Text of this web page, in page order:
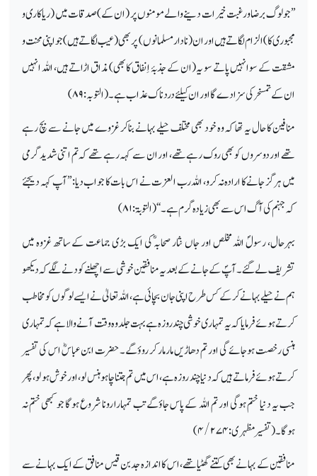
’’جو لوگ برضا و رغبت خیرات دینے والے مومنوں پر (ان کے) صدقات میں (ریاکاری و
مجبوری کا) الزام لگاتے ہیں اور ان (نادار مسلمانوں ) پر بھی (عیب لگاتے ہیں ) جو اپنی محنت و
مشقت کے سوا نہیں پاتے سو یہ (ان کے جذبۂ اِنفاق کا بھی) مذاق اڑاتے ہیں ، اللہ انہیں
ان کے تمسخر کی سزا دے گا اور ان کیلئے دردناک عذاب ہے۔ (التوبہ:۸۹)
منافین کا حال یہ تھا کہ وہ خود بھی مختلف حیلے بہانے بناکر غزوے میں جانے سے بچ رہے
تھے اور دوسروں کو بھی روک رہے تھے، اور ان سے کہہ رہے تھے کہ تم اتنی شدید گرمی
میں ہر گز جانے کا ارادہ نہ کرو، اللہ رب العزت نے اس بات کا جواب دیا: ’’آپ کہہ دیجئے
کہ جہنم کی آگ اس سے بھی زیادہ گرم ہے۔‘‘ (التوبۃ:۸۱)
بہرحال، رسولؐ اللہ مخلص اور جاں نثار صحابہؓ کی ایک بڑی جماعت کے ساتھ غزوہ میں
تشریف لے گئے۔ آپؐ کے جانے کے بعد یہ منافقین خوشی سے اچھلنے کودنے لگے کہ دیکھو
ہم نے حیلے بہانے کرکے کس طرح اپنی جان بچائی ہے، اللہ تعالیٰ نے ایسے لوگوں کو مخاطب
کرتے ہوئے فرمایا کہ یہ تمہاری خوشی چند روزہ ہے بہت جلد وہ وقت آنے والا ہے کہ تمہاری
ہنسی رخصت ہوجائے گی اور تم دھاڑیں مار مار کر روؤگے۔ حضرت ابن عباسؓ اس کی تفسیر
کرتے ہوئے فرماتے ہیں کہ دنیا چند روزہ ہے، اس میں تم جتنا چاہو ہنس لو، اور خوش ہو لو، پھر
جب یہ دنیا ختم ہوگی اور تم اللہ کے پاس جاؤگے تب تمہارا رونا شروع ہوگا جو کبھی ختم نہ
ہوگا۔ (تفسیر مظہری:۴/۲۷۴)
منافقین کے بہانے بھی کتنے گھٹیا تھے، اس کا اندازہ جد بن قیس منافق کے ایک بہانے سے